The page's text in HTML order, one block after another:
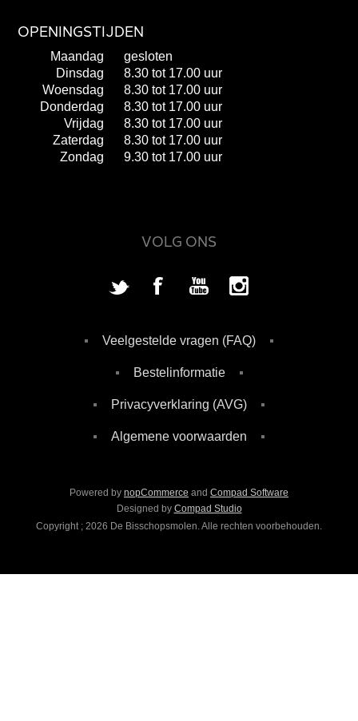
OPENINGSTIJDEN
Maandag
gesloten
Dinsdag
8.30 tot 17.00 uur
Woensdag
8.30 tot 17.00 uur
Donderdag
8.30 tot 17.00 uur
Vrijdag
8.30 tot 17.00 uur
Zaterdag
8.30 tot 17.00 uur
Zondag
9.30 tot 17.00 uur
VOLG ONS
Veelgestelde vragen (FAQ)
Bestelinformatie
Privacyverklaring (AVG)
Algemene voorwaarden
Powered by nopCommerce and Compad Software
Designed by Compad Studio
Copyright ; 2026 De Bisschopsmolen. Alle rechten voorbehouden.